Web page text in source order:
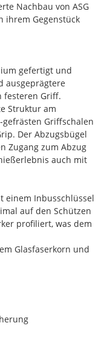
Nachbau von ASG
ihrem Gegenstück
gefertigt und
ausgeprägtere
festeren Griff.
Struktur am
Griffschalen
Der Abzugsbügel
Zugang zum Abzug
auch mit
einem Inbusschlüssel
auf den Schützen
profiliert, was dem
Glasfaserkorn und